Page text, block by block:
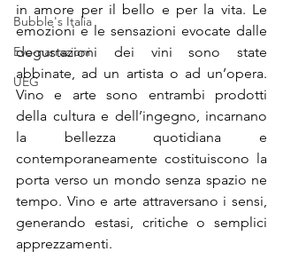
Bubble's Italia
Evo-narrazioni
UEG
in amore per il bello e per la vita. Le
emozioni e le sensazioni evocate dalle
degustazioni dei vini sono state
abbinate, ad un artista o ad un’opera.
Vino e arte sono entrambi prodotti
della cultura e dell’ingegno, incarnano
la bellezza quotidiana e
contemporaneamente costituiscono la
porta verso un mondo senza spazio ne
tempo. Vino e arte attraversano i sensi,
generando estasi, critiche o semplici
apprezzamenti.